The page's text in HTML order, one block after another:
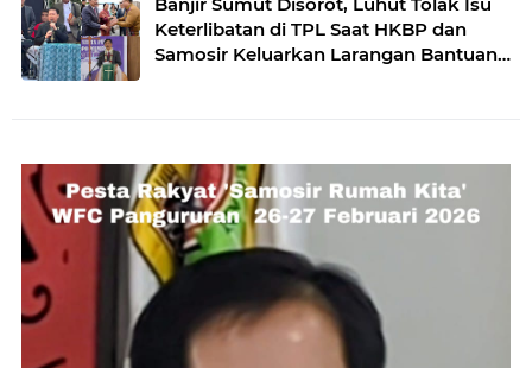
Keterlibatan di TPL Saat HKBP dan
Samosir Keluarkan Larangan Bantuan